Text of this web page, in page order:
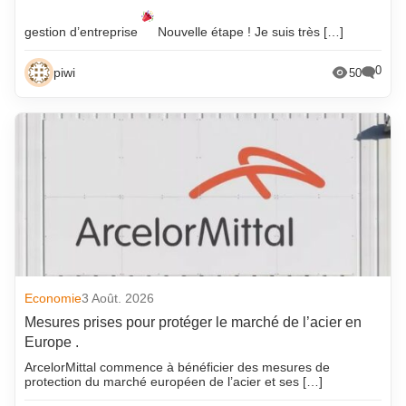
gestion d’entreprise Nouvelle étape ! Je suis très […]
piwi 50 0
Economie3 Août. 2026
Mesures prises pour protéger le marché de l’acier en
Europe .
ArcelorMittal commence à bénéficier des mesures de
protection du marché européen de l’acier et ses […]